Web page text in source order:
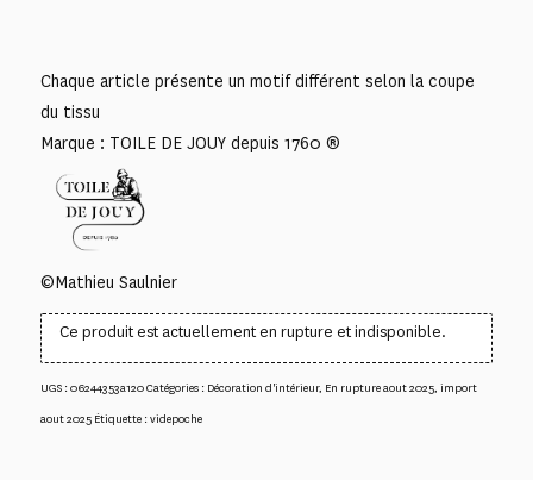
Chaque article présente un motif différent selon la coupe
du tissu
Marque : TOILE DE JOUY depuis 1760 ®
©Mathieu Saulnier
Ce produit est actuellement en rupture et indisponible.
UGS :06244353a120Catégories : Décoration d'intérieur, En rupture aout 2025, import
aout 2025 Étiquette :videpoche